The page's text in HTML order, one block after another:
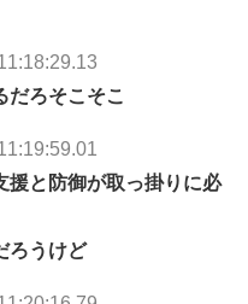
だろそこそこ
援と防御が取っ掛りに必
ろうけど